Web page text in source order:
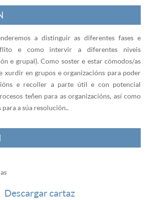
a distinguir as diferentes fases e
e como intervir a diferentes niveis
e grupal). Como soster e estar cómodos/as
xurdir en grupos e organizacións para poder
e recoller a parte útil e con potencial
teñen para as organizacións, así como
a súa resolución..
Descargar cartaz